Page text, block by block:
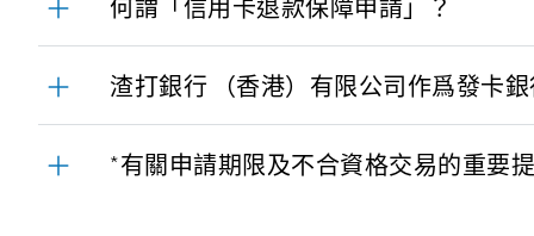
何謂「信用卡退款保障申請」？
渣打銀行 （香港）有限公司作爲發卡
*有關申請期限及不合資格交易的重要